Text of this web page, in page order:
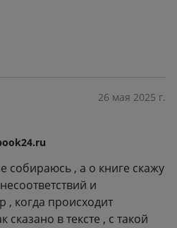
26 мая 2025 г.
собираюсь , а о книге скажу
и
, когда происходит
в тексте , с такой